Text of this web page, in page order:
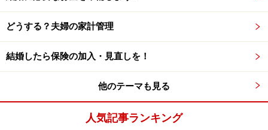
どうする？夫婦の家計管理
結婚したら保険の加入・見直しを！
他のテーマも見る
人気記事ランキング